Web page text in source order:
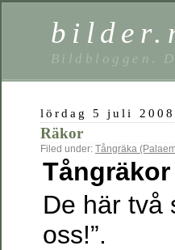
Bildbloggen.
lördag 5 juli 2008
Räkor
Filed under: Tångräka
Tångräkor
De här två
oss!”.